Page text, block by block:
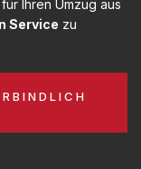
für Ihren Umzug aus
Service zu